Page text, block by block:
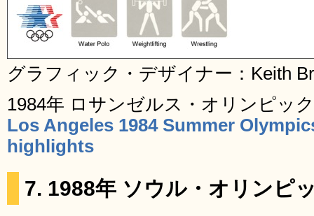
グラフィック・デザイナー：Keith
1984年 ロサンゼルス・オリンピッ
Los Angeles 1984 Summer
highlights
7. 1988年 ソウル・オリンピ